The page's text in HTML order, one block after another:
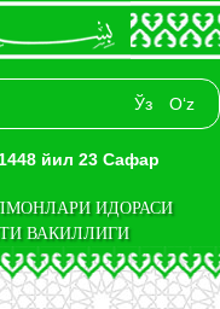
Ўз O‘z
йил 23 Сафар
ИДОРАСИ
ВАКИЛЛИГИ